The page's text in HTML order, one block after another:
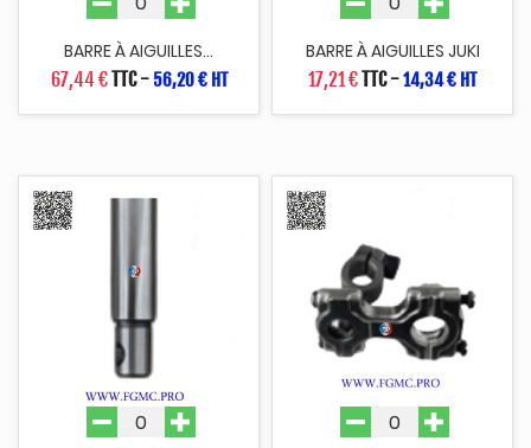
BARRE À AIGUILLES...
67,44 €TTC- 56,20 € HT
BARRE À AIGUILLES JUKI
17,21 €TTC-14,34 € HT